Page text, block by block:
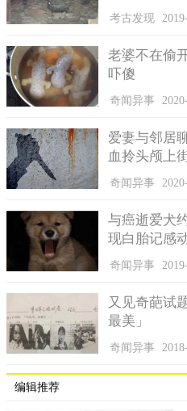
近代出土的万人坑，基本
考古发现
老婆不在偷
吓傻
奇闻异事
爱妻与邻居
血拎头颅上
奇闻异事
与癌逝爱犬
现白胎记感
奇闻异事
又见奇葩试
最美」
奇闻异事
编辑推荐